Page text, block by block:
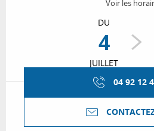
Voir les
DU
4
JUILLET
04 92 12